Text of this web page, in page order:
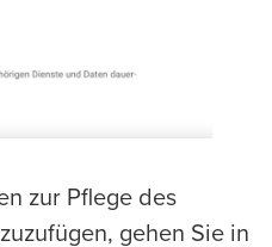
zur Pflege des
gehen Sie in